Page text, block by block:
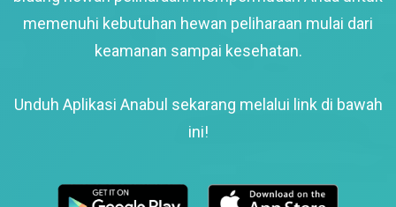
memenuhi kebutuhan hewan peliharaan mulai dari
keamanan sampai kesehatan.
Unduh Aplikasi Anabul sekarang melalui link di bawah
ini!